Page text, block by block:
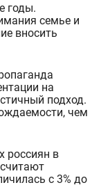
годы.
семье и
вносить
на
подход.
чем
россиян в
с 3% до